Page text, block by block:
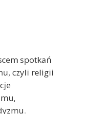
spotkań
czyli religii